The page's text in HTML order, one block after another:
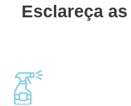
Esclareça